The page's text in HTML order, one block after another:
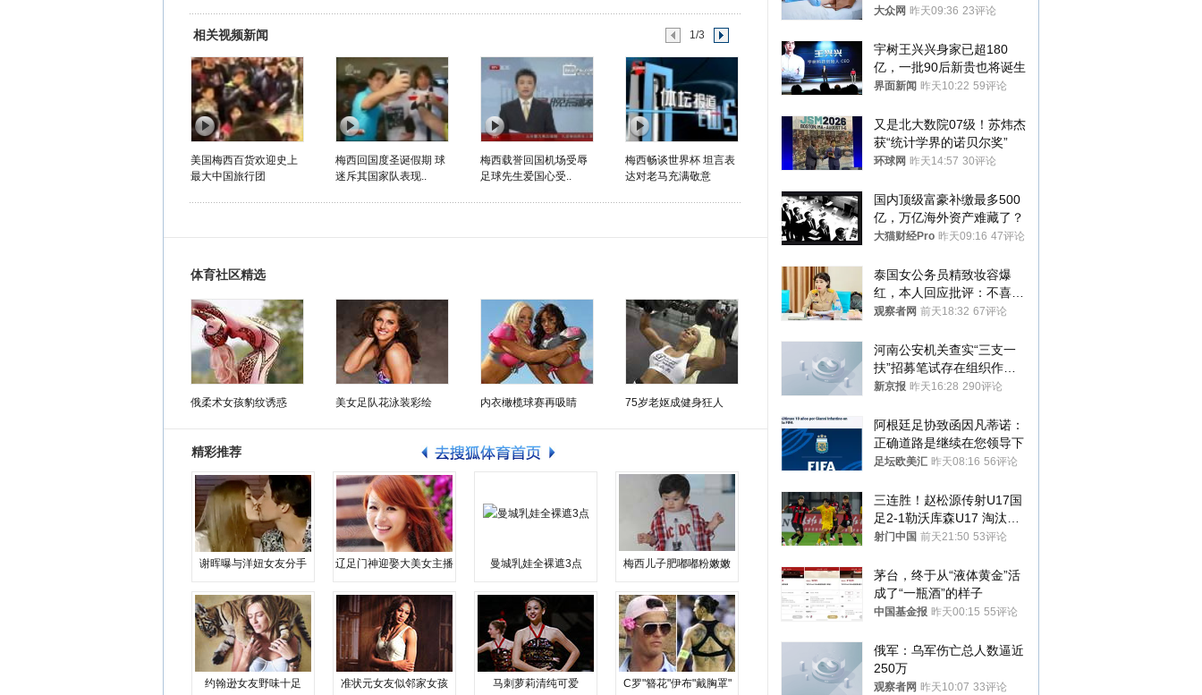
相关视频新闻 1/3
美国梅西百货欢迎史上
最大中国旅行团
梅西回国度圣诞假期 球
迷斥其国家队表现..
梅西载誉回国机场受辱
足球先生爱国心受..
梅西畅谈世界杯 坦言表
达对老马充满敬意
体育社区精选
俄柔术女孩豹纹诱惑 美女足队花泳装彩绘 内衣橄榄球赛再吸睛 75岁老妪成健身狂人
精彩推荐
谢晖曝与洋妞女友分手 辽足门神迎娶大美女主播 曼城乳娃全裸遮3点 梅西儿子肥嘟嘟粉嫩嫩
约翰逊女友野味十足 准状元女友似邻家女孩 马刺萝莉清纯可爱 C罗"簪花"伊布"戴胸罩"
样睡觉更伤身
大众网 昨天09:36 23评论
宇树王兴兴身家已超180
亿，一批90后新贵也将诞生
界面新闻 昨天10:22 59评论
又是北大数院07级！苏炜杰
获“统计学界的诺贝尔奖”
环球网 昨天14:57 30评论
国内顶级富豪补缴最多500
亿，万亿海外资产难藏了？
大猫财经Pro 昨天09:16 47评论
泰国女公务员精致妆容爆
红，本人回应批评：不喜欢
就别看
观察者网 前天18:32 67评论
河南公安机关查实“三支一
扶”招募笔试存在组织作弊
犯罪行为
新京报 昨天16:28 290评论
阿根廷足协致函因凡蒂诺：
正确道路是继续在您领导下
足坛欧美汇 昨天08:16 56评论
三连胜！赵松源传射U17国
足2-1勒沃库森U17 淘汰赛
将战河床
射门中国 前天21:50 53评论
茅台，终于从“液体黄金”活
成了“一瓶酒”的样子
中国基金报 昨天00:15 55评论
俄军：乌军伤亡总人数逼近
250万
观察者网 昨天10:07 33评论